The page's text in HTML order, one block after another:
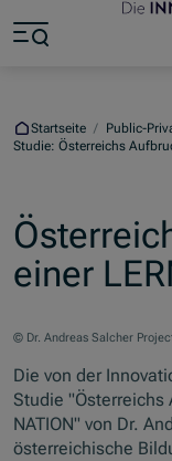
Zum Hauptinhalt
Zum Footer springen
Startseite / Public-
Studie: Österreichs
einer
© Dr. Andreas Salcher
Die von der
Studie "Österreichs
NATION" von Dr.
österreichische